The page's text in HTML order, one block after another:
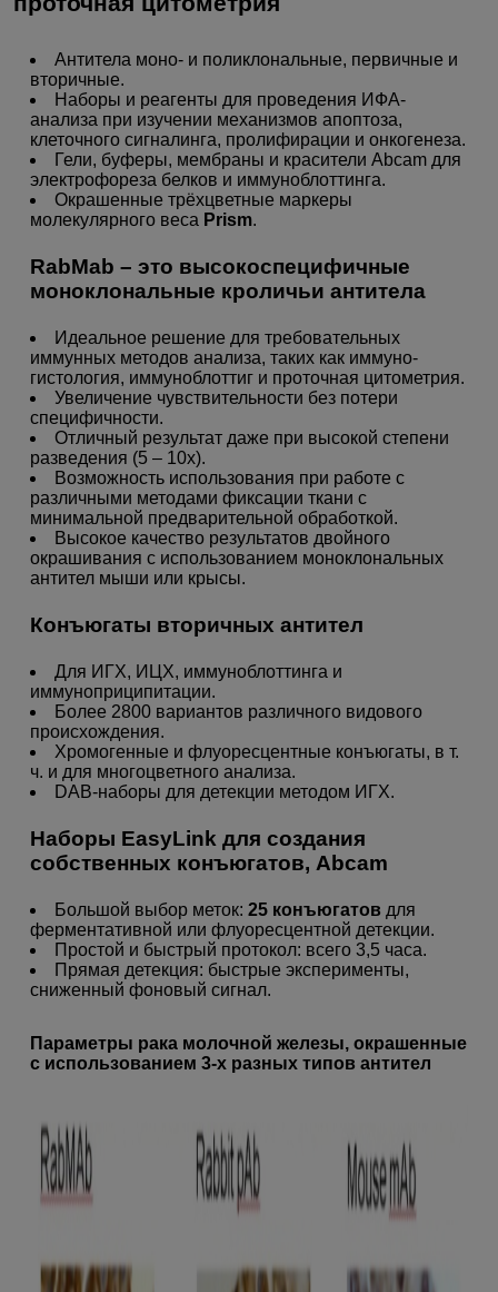
Антитела моно- и поликлональные, первичные и
вторичные.
Наборы и реагенты для проведения ИФА-
анализа при изучении механизмов апоптоза,
клеточного сигналинга, пролифирации и онкогенеза.
Гели, буферы, мембраны и красители Abcam для
электрофореза белков и иммуноблоттинга.
Окрашенные трёхцветные маркеры
молекулярного веса Prism.
RabMab – это высокоспецифичные
моноклональные кроличьи антитела
Идеальное решение для требовательных
иммунных методов анализа, таких как иммуно-
гистология, иммуноблоттиг и проточная цитометрия.
Увеличение чувствительности без потери
специфичности.
Отличный результат даже при высокой степени
разведения (5 – 10x).
Возможность использования при работе с
различными методами фиксации ткани с
минимальной предварительной обработкой.
Высокое качество результатов двойного
окрашивания с использованием моноклональных
антител мыши или крысы.
Конъюгаты вторичных антител
Для ИГХ, ИЦХ, иммуноблоттинга и
иммуноприципитации.
Более 2800 вариантов различного видового
происхождения.
Хромогенные и флуоресцентные конъюгаты, в т.
ч. и для многоцветного анализа.
DAB-наборы для детекции методом ИГХ.
Наборы EasyLink для создания
собственных конъюгатов, Abcam
Большой выбор меток: 25 конъюгатов для
ферментативной или флуоресцентной детекции.
Простой и быстрый протокол: всего 3,5 часа.
Прямая детекция: быстрые эксперименты,
сниженный фоновый сигнал.
Параметры рака молочной железы, окрашенные
с использованием 3-х разных типов антител